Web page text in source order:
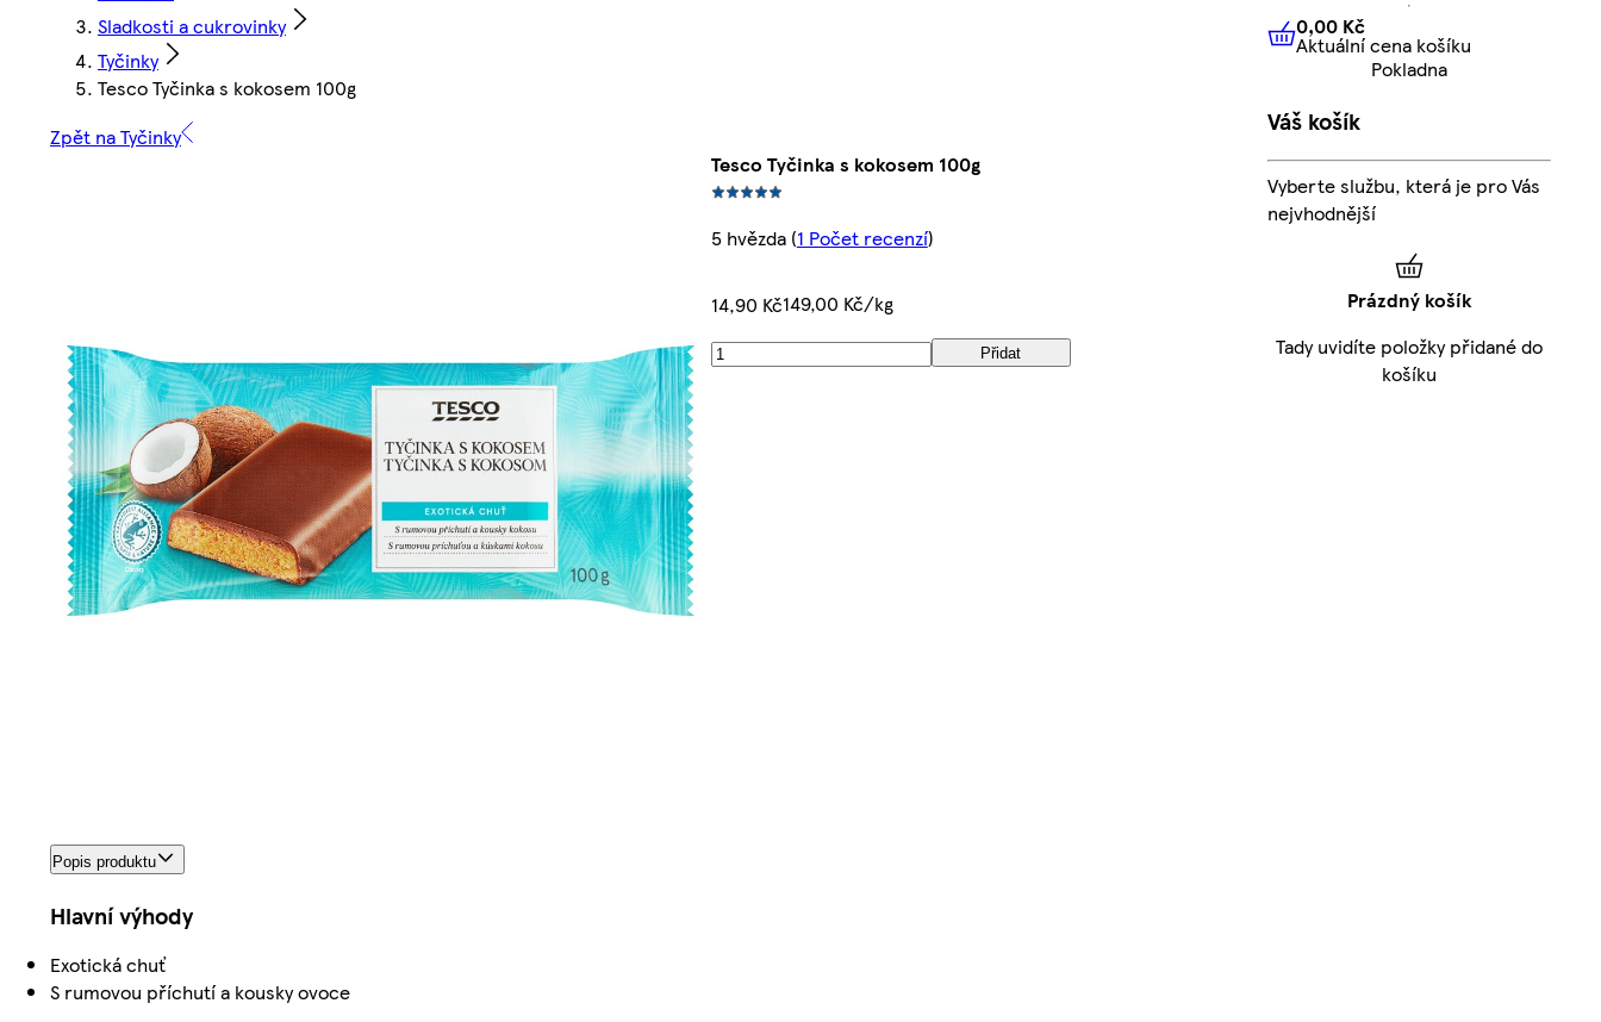
Sladkosti a cukrovinky
Tyčinky
Tesco Tyčinka s kokosem 100g
Zpět na Tyčinky
Tesco Tyčinka s kokosem 100g
5 hvězda(1 Počet recenzí)
14,90 Kč149,00 Kč/kg
Přidat
Popis produktu
Hlavní výhody
Exotická chuť
S rumovou příchutí a kousky ovoce
0,00 KčAktuální cena košíku
0,00 Kč
Aktuální cena košíku
Pokladna
Váš košík
Vyberte službu, která je pro Vás
nejvhodnější
Prázdný košík
Tady uvidíte položky přidané do
košíku